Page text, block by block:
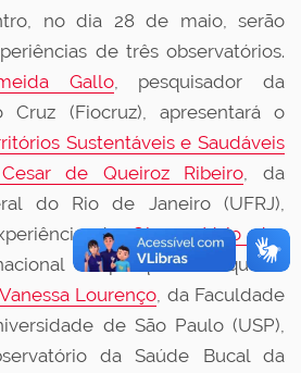
no dia 28 de maio, serão
de três observatórios.
Gallo, pesquisador da
Cruz (Fiocruz), apresentará o
Sustentáveis e Saudáveis
de Queiroz Ribeiro, da
do Rio de Janeiro (UFRJ),
doObservatório das
de pesquisa do qual é
Lourenço, da Faculdade
de São Paulo (USP),
da Saúde Bucal da